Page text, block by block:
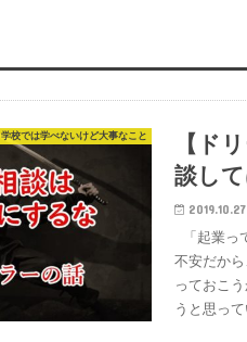
学校では学べないけど大事なこと
【ド
談し
2019.10.27
「起業っ
不安だか
っておこ
うと思っ